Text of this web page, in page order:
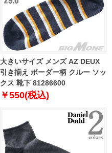
大きいサイズ メンズ AZ DEUX
引き揃え ボーダー柄 クルー ソッ
クス 靴下 81286600
￥550(税込)